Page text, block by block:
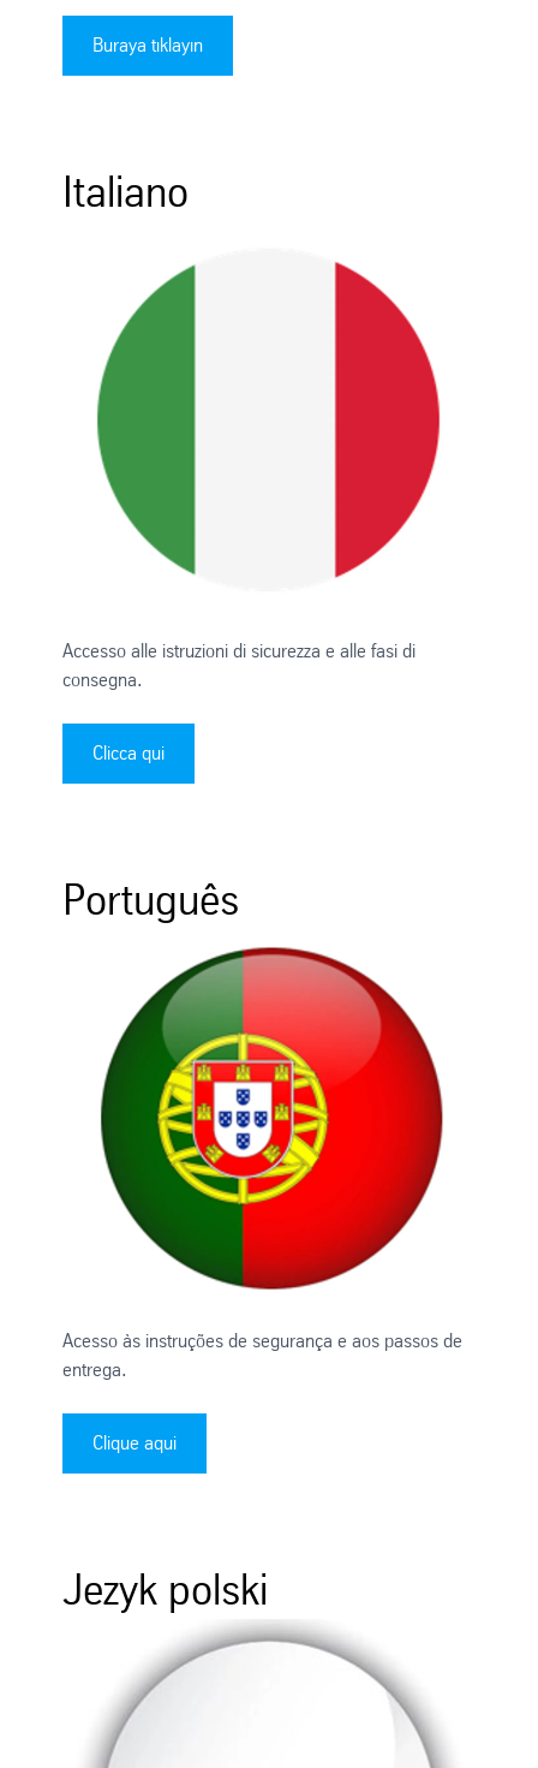
Buraya tıklayın
Italiano
Accesso alle istruzioni di sicurezza e alle fasi di
consegna.
Clicca qui
Português
Acesso às instruções de segurança e aos passos de
entrega.
Clique aqui
Jezyk polski